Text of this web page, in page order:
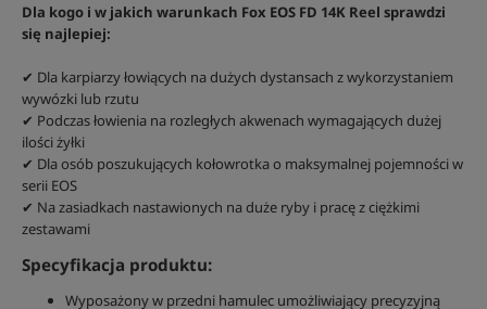
Dla kogo i w jakich warunkach Fox EOS FD 14K Reel sprawdzi
się najlepiej:
✔ Dla karpiarzy łowiących na dużych dystansach z wykorzystaniem
wywózki lub rzutu
✔ Podczas łowienia na rozległych akwenach wymagających dużej
ilości żyłki
✔ Dla osób poszukujących kołowrotka o maksymalnej pojemności w
serii EOS
✔ Na zasiadkach nastawionych na duże ryby i pracę z ciężkimi
zestawami
Specyfikacja produktu:
Wyposażony w przedni hamulec umożliwiający precyzyjną